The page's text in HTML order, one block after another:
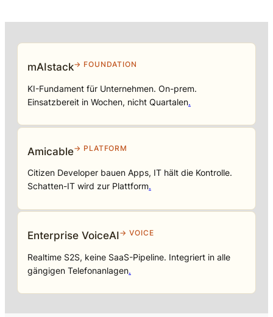
mAIstack→ FOUNDATION
KI-Fundament für Unternehmen. On-prem.
Einsatzbereit in Wochen, nicht Quartalen.
Amicable→ PLATFORM
Citizen Developer bauen Apps, IT hält die Kontrolle.
Schatten-IT wird zur Plattform.
Enterprise VoiceAI→ VOICE
Realtime S2S, keine SaaS-Pipeline. Integriert in alle
gängigen Telefonanlagen.